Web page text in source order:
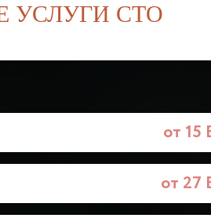
УСЛУГИ СТО
от 15
от 27